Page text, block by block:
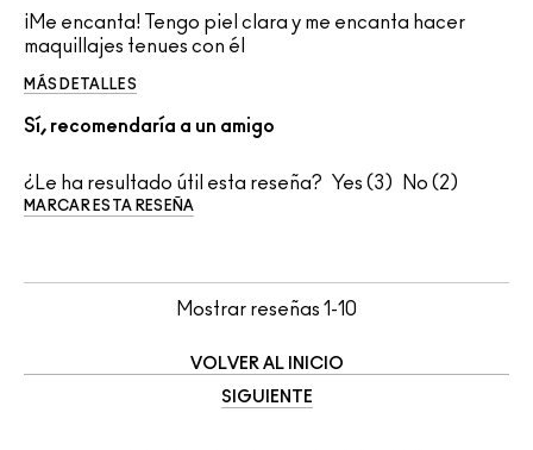
¡Me encanta! Tengo piel clara y me encanta hacer
maquillajes tenues con él
MÁS DETALLES
Sí, recomendaría a un amigo
¿Le ha resultado útil esta reseña? 3 2
MARCAR ESTA RESEÑA
Mostrar reseñas 1-10
VOLVER AL INICIO
SIGUIENTE